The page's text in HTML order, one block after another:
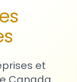
et